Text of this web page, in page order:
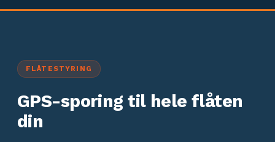
FLÅTESTYRING
GPS-sporing til hele flåten
din